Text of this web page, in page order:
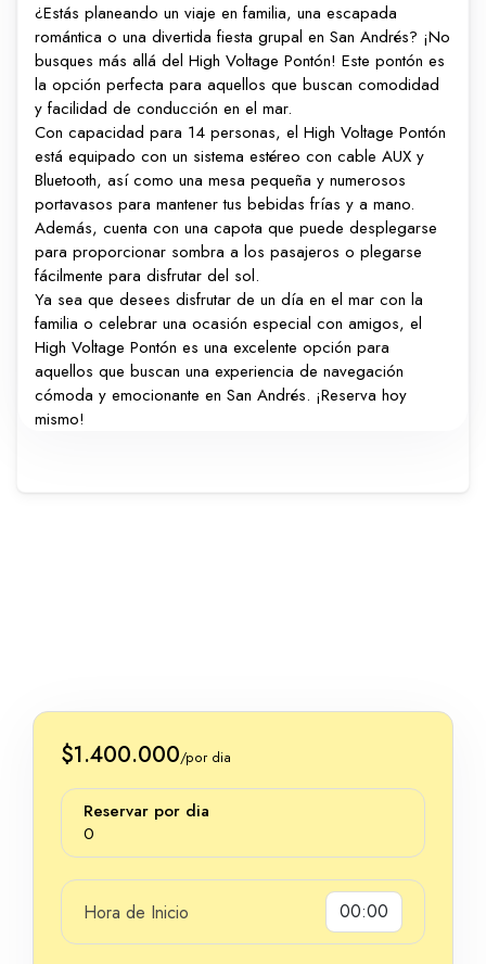
¿Estás planeando un viaje en familia, una escapada
romántica o una divertida fiesta grupal en San Andrés? ¡No
busques más allá del High Voltage Pontón! Este pontón es
la opción perfecta para aquellos que buscan comodidad
y facilidad de conducción en el mar.
Con capacidad para 14 personas, el High Voltage Pontón
está equipado con un sistema estéreo con cable AUX y
Bluetooth, así como una mesa pequeña y numerosos
portavasos para mantener tus bebidas frías y a mano.
Además, cuenta con una capota que puede desplegarse
para proporcionar sombra a los pasajeros o plegarse
fácilmente para disfrutar del sol.
Ya sea que desees disfrutar de un día en el mar con la
familia o celebrar una ocasión especial con amigos, el
High Voltage Pontón es una excelente opción para
aquellos que buscan una experiencia de navegación
cómoda y emocionante en San Andrés. ¡Reserva hoy
mismo!
$1.400.000/por dia
Reservar por dia
0
Dias
Hora de Inicio